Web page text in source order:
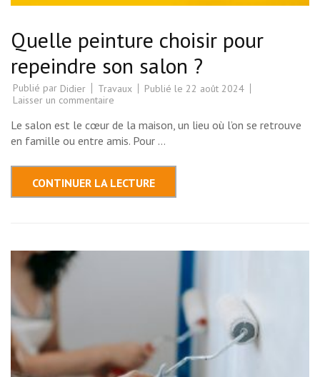
Quelle peinture choisir pour
repeindre son salon ?
Publié par Didier Travaux Publié le 22 août 2024
Laisser un commentaire
peinture
choisir
pour
repeindre
salon
?
Le salon est le cœur de la maison, un lieu où l’on se retrouve
en famille ou entre amis. Pour …
CONTINUER LA LECTURE